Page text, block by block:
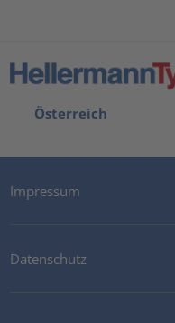
Österreich
Impressum
Datenschutz